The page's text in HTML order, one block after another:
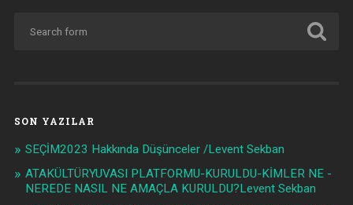
SON YAZILAR
SEÇİM2023 Hakkında Düşünceler /Levent Sekban
ATAKÜLTÜRYUVASI PLATFORMU-KURULDU-KİMLER NE -
NEREDE NASIL NE AMAÇLA KURULDU?Levent Sekban